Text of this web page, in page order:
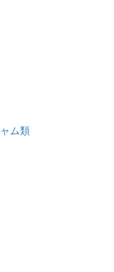
ム類